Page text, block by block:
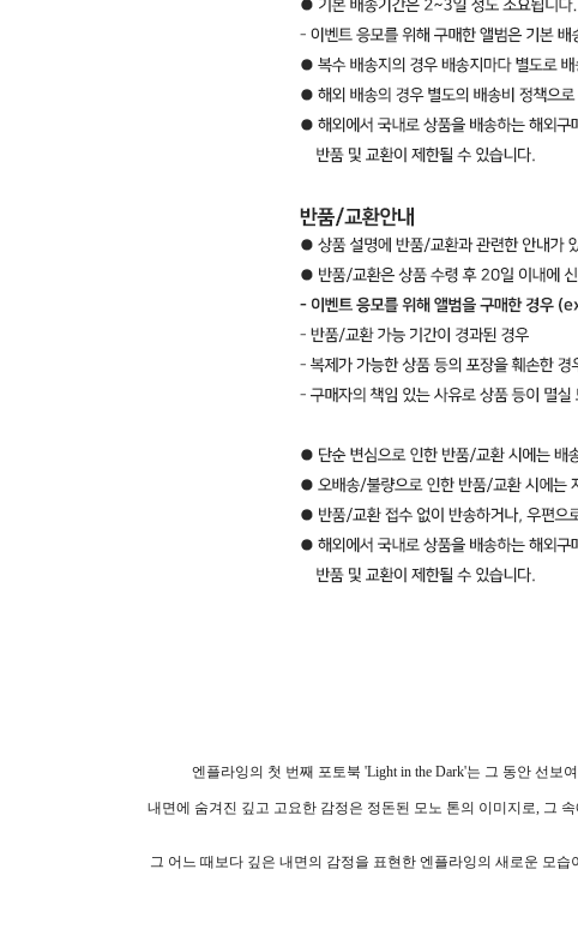
엔플라잉의 첫 번째 포토북 'Light in the Dark'는 그 동안 선
내면에 숨겨진 깊고 고요한 감정은 정돈된 모노 톤의 이미지로, 그
그 어느 때보다 깊은 내면의 감정을 표현한 엔플라잉의 새로운 모습